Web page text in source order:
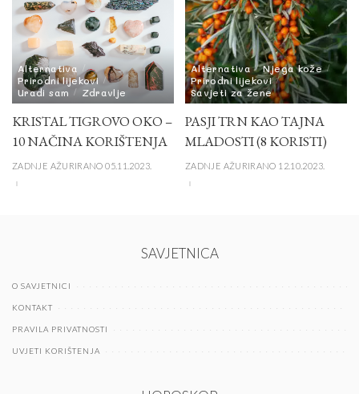
Alternativa
Prirodni lijekovi
Uradi sam
Zdravlje
KRISTAL TIGROVO OKO –
10 NAČINA KORIŠTENJA
ZADNJE AŽURIRANO 05.11.2023.
Alternativa
Njega kože
Prirodni lijekovi
Savjeti za žene
PASJI TRN KAO TAJNA
MLADOSTI (8 KORISTI)
ZADNJE AŽURIRANO 12.10.2023.
SAVJETNICA
O SAVJETNICI
KONTAKT
PRAVILA PRIVATNOSTI
UVJETI KORIŠTENJA